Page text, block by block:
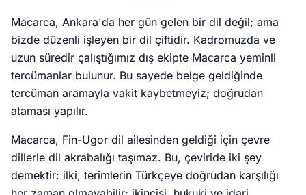
Macarca, Ankara'da her gün gelen bir dil değil; ama
bizde düzenli işleyen bir dil çiftidir. Kadromuzda ve
uzun süredir çalıştığımız dış ekipte Macarca yeminli
tercümanlar bulunur. Bu sayede belge geldiğinde
tercüman aramayla vakit kaybetmeyiz; doğrudan
ataması yapılır.
Macarca, Fin-Ugor dil ailesinden geldiği için çevre
dillerle dil akrabalığı taşımaz. Bu, çeviride iki şey
demektir: ilki, terimlerin Türkçeye doğrudan karşılığı